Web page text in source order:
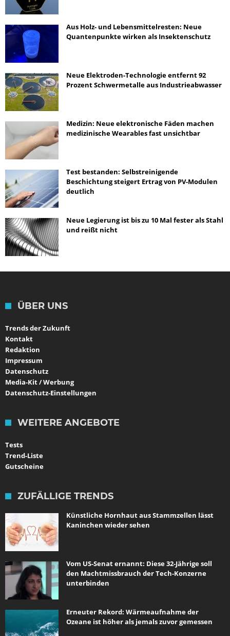
Aus Holz- und Lebensmittelresten: Neue
Quantenpunkte wirken als Insektenschutz
Neue Elektroden-Technologie entfernt 92
Prozent Schwermetalle aus Industrieabwasser
Medizin: Neue elektronische Fäden machen
medizinische Wearables fast unsichtbar
Test bestanden: Selbstreinigende
Beschichtung steigert Ertrag von PV-Modulen
deutlich
Neue Legierung ist bis zu 10 Mal fester als Stahl
und reißt nicht
ÜBER UNS
Trends der Zukunft
Kontakt
Redaktion
Impressum
Datenschutz
Media-Kit / Werbung
Datenschutz-Einstellungen
WEITERE ANGEBOTE
Tests
Trend-Liste
Gutscheine
ZUFÄLLIGE TRENDS
Künstliche Hornhaut aus Stammzellen lässt
Kaninchen wieder sehen
Vom US-Senat ernannt: Diese 32-Jährige soll
den Machtmissbrauch der Tech-Konzerne
unterbinden
Erneuter Rekord: Wärmeaufnahme der
Ozeane ist höher als jemals zuvor gemessen